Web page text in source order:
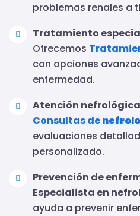
problemas renales a
Tratamiento
Ofrecemos
con opciones
enfermedad.
Atención
Consultas de
evaluaciones
personalizado.
Prevención de
Especialista en
ayuda a prevenir